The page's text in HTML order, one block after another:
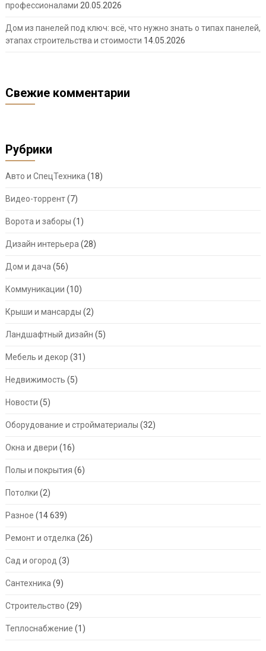
профессионалами 20.05.2026
Дом из панелей под ключ: всё, что нужно знать о типах панелей,
этапах строительства и стоимости 14.05.2026
Свежие комментарии
Рубрики
Авто и СпецТехника (18)
Видео-торрент(7)
Ворота и заборы (1)
Дизайн интерьера (28)
Дом и дача (56)
Коммуникации (10)
Крыши и мансарды (2)
Ландшафтный дизайн (5)
Мебель и декор (31)
Недвижимость (5)
Новости (5)
Оборудование и стройматериалы (32)
Окна и двери (16)
Полы и покрытия (6)
Потолки (2)
Разное (14 639)
Ремонт и отделка (26)
Сад и огород (3)
Сантехника (9)
Строительство (29)
Теплоснабжение (1)